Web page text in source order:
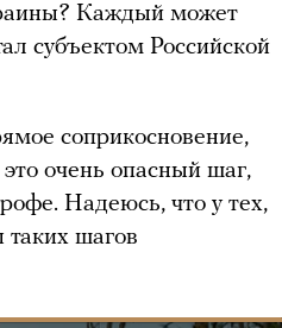
Каждый может
субъектом Российской
соприкосновение,
очень опасный шаг,
Надеюсь, что у тех,
таких шагов